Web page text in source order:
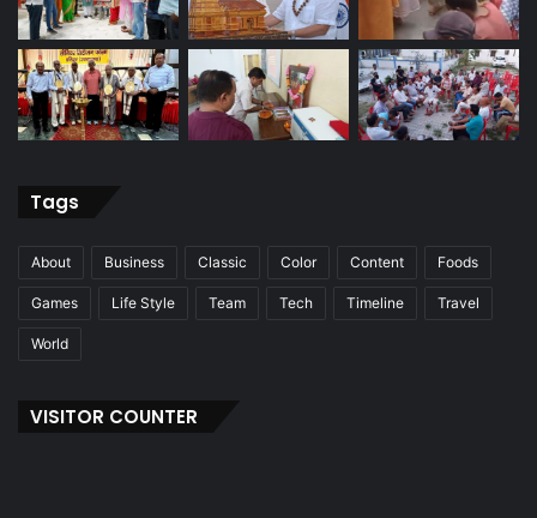
Tags
About Business Classic Color Content Foods
Games Life Style Team Tech Timeline Travel
World
VISITOR COUNTER